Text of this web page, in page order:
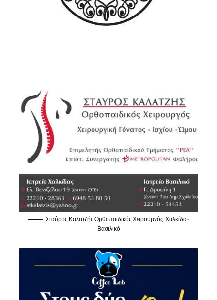
Σταύρος Καλατζής Ορθοπαιδικός Χειρουργός, Χαλκίδα -
Βασιλικό